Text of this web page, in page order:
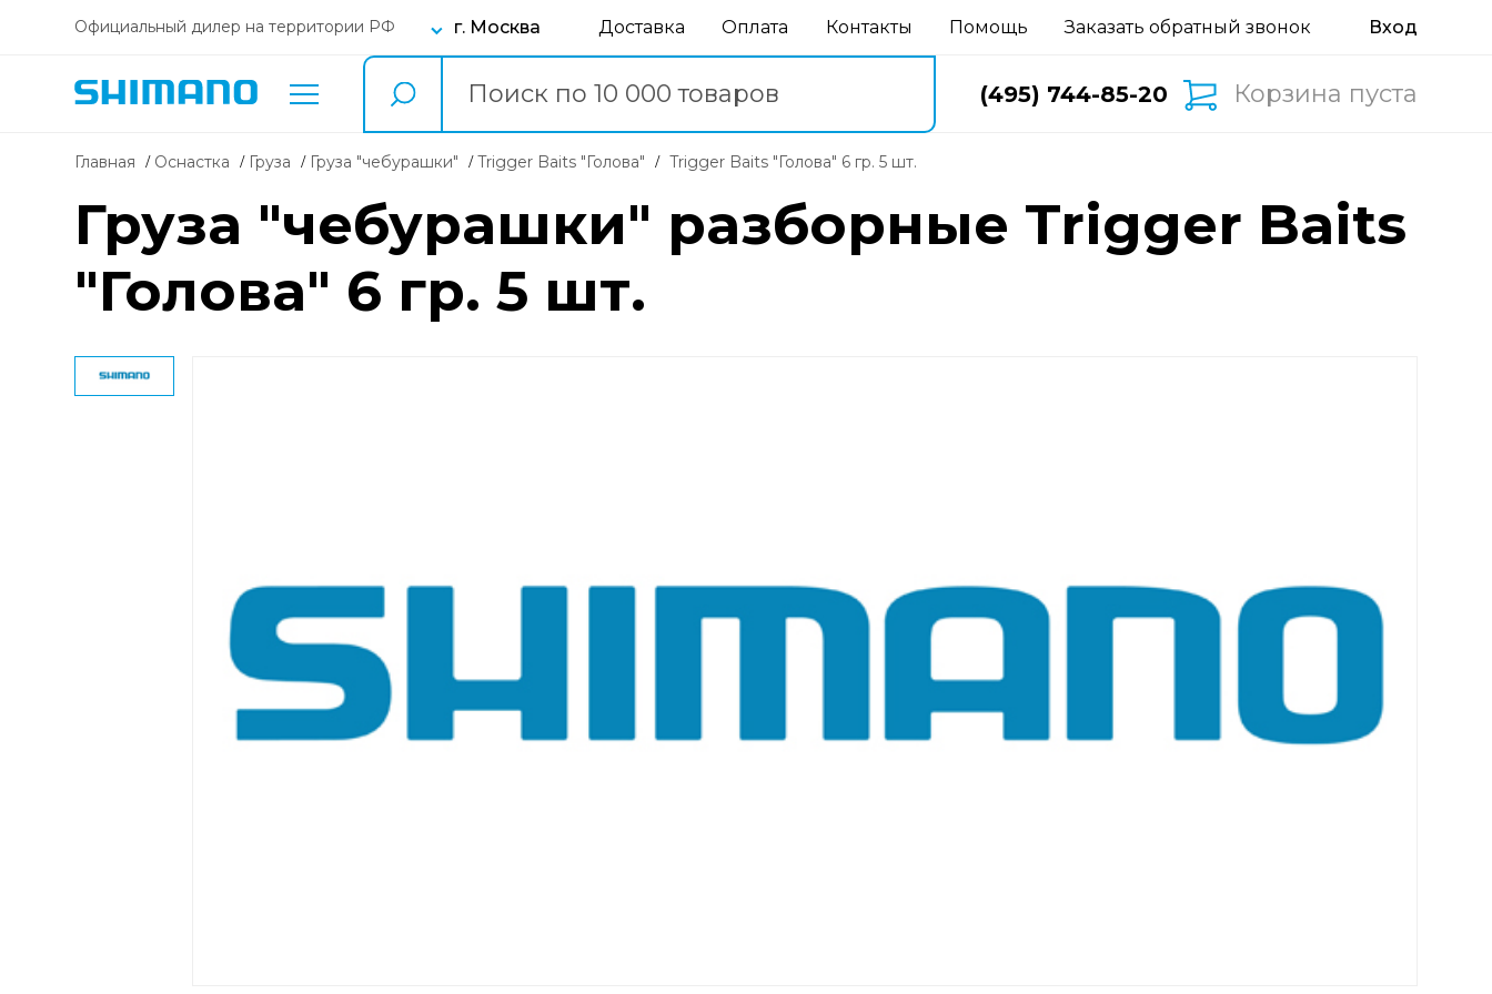
Официальный дилер на территории РФ г. Москва Доставка Оплата Контакты Помощь Заказать обратный звонок
(495) 744-85-20 Корзина пуста
Главная Оснастка груза груза "чебурашки" Trigger Baits "Голова" Trigger Baits "Голова" 6 гр. 5 шт.
Груза "чебурашки" разборные Trigger Baits
"Голова" 6 гр. 5 шт.